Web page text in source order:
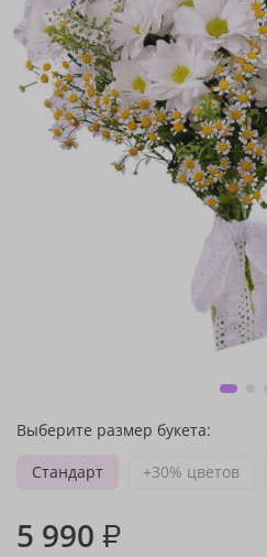
Выберите размер букета:
Стандарт
+30% цветов
5 990 ₽